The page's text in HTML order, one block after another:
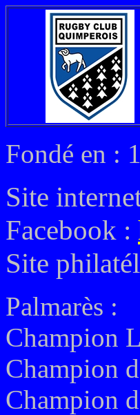
Fondé en :
Site
Facebook :
Site
Palmarès :
Champion
Champion
Champion